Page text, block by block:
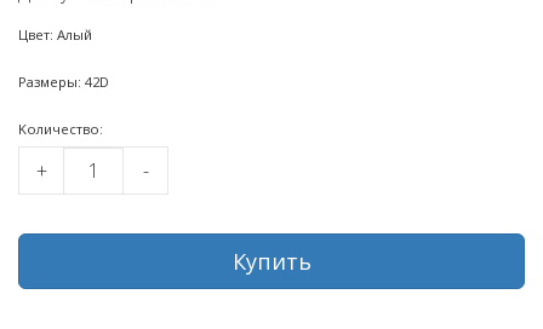
Цвет: Алый
Размеры: 42D
Kоличество:
+ -
Купить